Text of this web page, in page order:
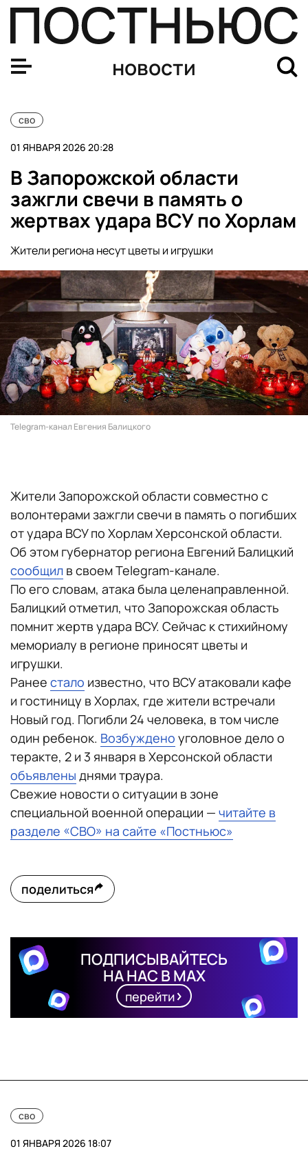
новости
сво
01 ЯНВАРЯ 2026 20:28
В Запорожской области
зажгли свечи в память о
жертвах удара ВСУ по Хорлам
Жители региона несут цветы и игрушки
Telegram-канал Евгения Балицкого
Жители Запорожской области совместно с
волонтерами зажгли свечи в память о погибших
от удара ВСУ по Хорлам Херсонской области.
Об этом губернатор региона Евгений Балицкий
сообщил в своем Telegram-канале.
По его словам, атака была целенаправленной.
Балицкий отметил, что Запорожская область
помнит жертв удара ВСУ. Сейчас к стихийному
мемориалу в регионе приносят цветы и
игрушки.
Ранее стало известно, что ВСУ атаковали кафе
и гостиницу в Хорлах, где жители встречали
Новый год. Погибли 24 человека, в том числе
один ребенок. Возбуждено уголовное дело о
теракте, 2 и 3 января в Херсонской области
объявлены днями траура.
Свежие новости о ситуации в зоне
специальной военной операции — читайте в
разделе «СВО» на сайте «Постньюс»
поделиться
ПОДПИСЫВАЙТЕСЬ
НА НАС В MAX
перейти
сво
01 ЯНВАРЯ 2026 18:07
Число БПЛА, сбитых на подлете к Москве, выросло до